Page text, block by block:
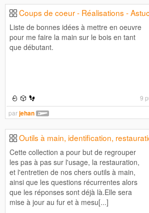
Coups de coeur - Réalisations -
Liste de bonnes idées à mettre en oeuvre
pour me faire la main sur le bois en tant
que débutant.
9
parjehan
Outils à main, identification,
Cette collection a pour but de regrouper
les pas à pas sur l'usage, la restauration,
et l'entretien de nos chers outils à main,
ainsi que les questions récurrentes alors
que les réponses sont déjà là.Elle sera
mise à jour au fur et à mesu[...]